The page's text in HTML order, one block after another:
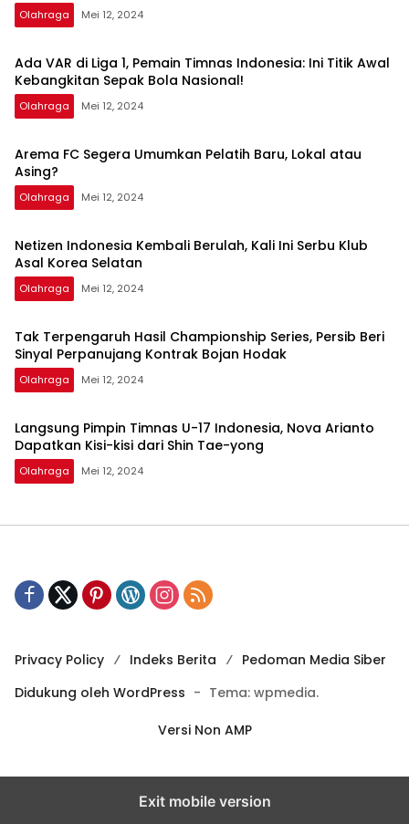
Olahraga Mei 12, 2024
Ada VAR di Liga 1, Pemain Timnas Indonesia: Ini Titik Awal
Kebangkitan Sepak Bola Nasional!
Olahraga Mei 12, 2024
Arema FC Segera Umumkan Pelatih Baru, Lokal atau
Asing?
Olahraga Mei 12, 2024
Netizen Indonesia Kembali Berulah, Kali Ini Serbu Klub
Asal Korea Selatan
Olahraga Mei 12, 2024
Tak Terpengaruh Hasil Championship Series, Persib Beri
Sinyal Perpanujang Kontrak Bojan Hodak
Olahraga Mei 12, 2024
Langsung Pimpin Timnas U-17 Indonesia, Nova Arianto
Dapatkan Kisi-kisi dari Shin Tae-yong
Olahraga Mei 12, 2024
Privacy Policy Indeks Berita
Pedoman Media Siber
Didukung oleh WordPress - Tema: wpmedia.
Versi Non AMP
Exit mobile version